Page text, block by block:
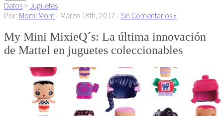
Datos > Juguetes
Por: Momi Mom - Marzo 18th, 2017 - Sin Comentarios »
My Mini MixieQ´s: La última innovación
de Mattel en juguetes coleccionables